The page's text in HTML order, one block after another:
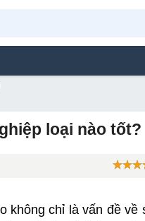
Máy
loại nào tốt?
không chỉ là vấn đề về